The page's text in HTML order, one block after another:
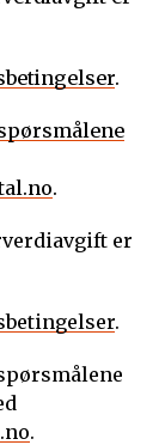
.
.
er
.
.